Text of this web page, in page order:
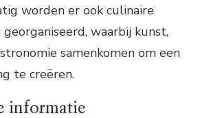
worden er ook culinaire
waarbij kunst,
samenkomen om een
te creëren.
informatie